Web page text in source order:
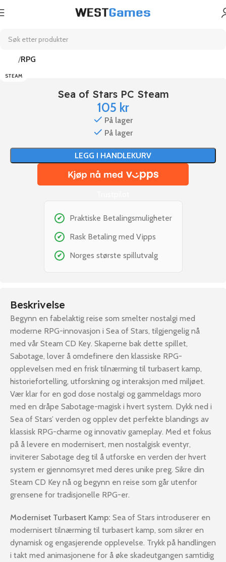
RPG
STEAM
Sea of Stars PC Steam
105 kr
På lager
På lager
LEGG I HANDLEKURV
✔ Praktiske Betalingsmuligheter
✔ Rask Betaling med Vipps
✔ Norges største spillutvalg
Beskrivelse
Begynn en fabelaktig reise som smelter nostalgi med
moderne RPG-innovasjon i Sea of Stars, tilgjengelig nå
med vår Steam CD Key. Skaperne bak dette spillet,
Sabotage, lover å omdefinere den klassiske RPG-
opplevelsen med en frisk tilnærming til turbasert kamp,
historiefortelling, utforskning og interaksjon med miljøet.
Vær klar for en god dose nostalgi og gammeldags moro
med en dråpe Sabotage-magisk i hvert system. Dykk ned i
Sea of Stars’ verden og opplev det perfekte blandings av
klassisk RPG-charme og innovativ gameplay. Med et fokus
på å levere en modernisert, men nostalgisk eventyr,
inviterer Sabotage deg til å utforske en verden der hvert
system er gjennomsyret med deres unike preg. Sikre din
Steam CD Key nå og begynn en reise som går utenfor
grensene for tradisjonelle RPG-er.
Moderniset Turbasert Kamp: Sea of Stars introduserer en
modernisert tilnærming til turbasert kamp, som sikrer en
dynamisk og engasjerende opplevelse. Trykk på handlingen
i takt med animasjonene for å øke skadeutgangen samtidig